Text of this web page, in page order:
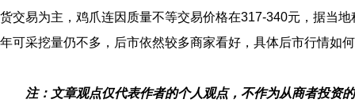
货交易为主，鸡爪连因质量不等交易价格在317-340元，据当
年可采挖量仍不多，后市依然较多商家看好，具体后市行情如
注：文章观点仅代表作者的个人观点，不作为从商者投资